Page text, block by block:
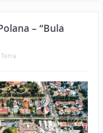
– “Bula